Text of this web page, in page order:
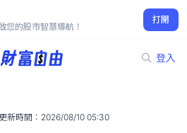
您的股市智慧導航！
打開
登入
0.33%
新時間： 2026/08/10 05:30